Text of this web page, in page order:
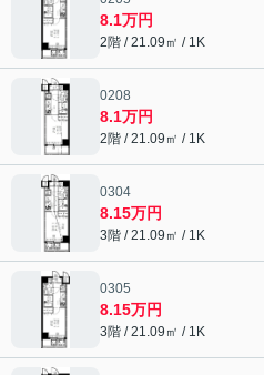
8.1万円
2階 / 21.09㎡ / 1K
0208
8.1万円
2階 / 21.09㎡ / 1K
0304
8.15万円
3階 / 21.09㎡ / 1K
0305
8.15万円
3階 / 21.09㎡ / 1K